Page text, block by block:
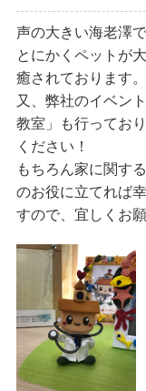
声の大きい海老澤で
とにかくペットが
癒されております。
又、弊社のイベン
教室」も行ってお
ください！
もちろん家に関す
のお役に立てれば
すので、宜しくお